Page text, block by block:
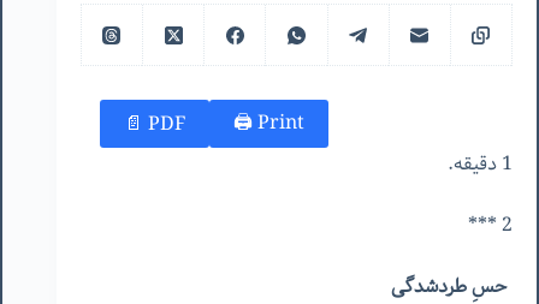
Print 🖨
PDF 📄
1 دقیقه.
2 ***
حسِ طردشدگی